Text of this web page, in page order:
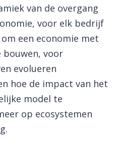
van de overgang
voor elk bedrijf
een ​​economie met
voor
evolueren
hoe de impact van het
model te
op ecosystemen